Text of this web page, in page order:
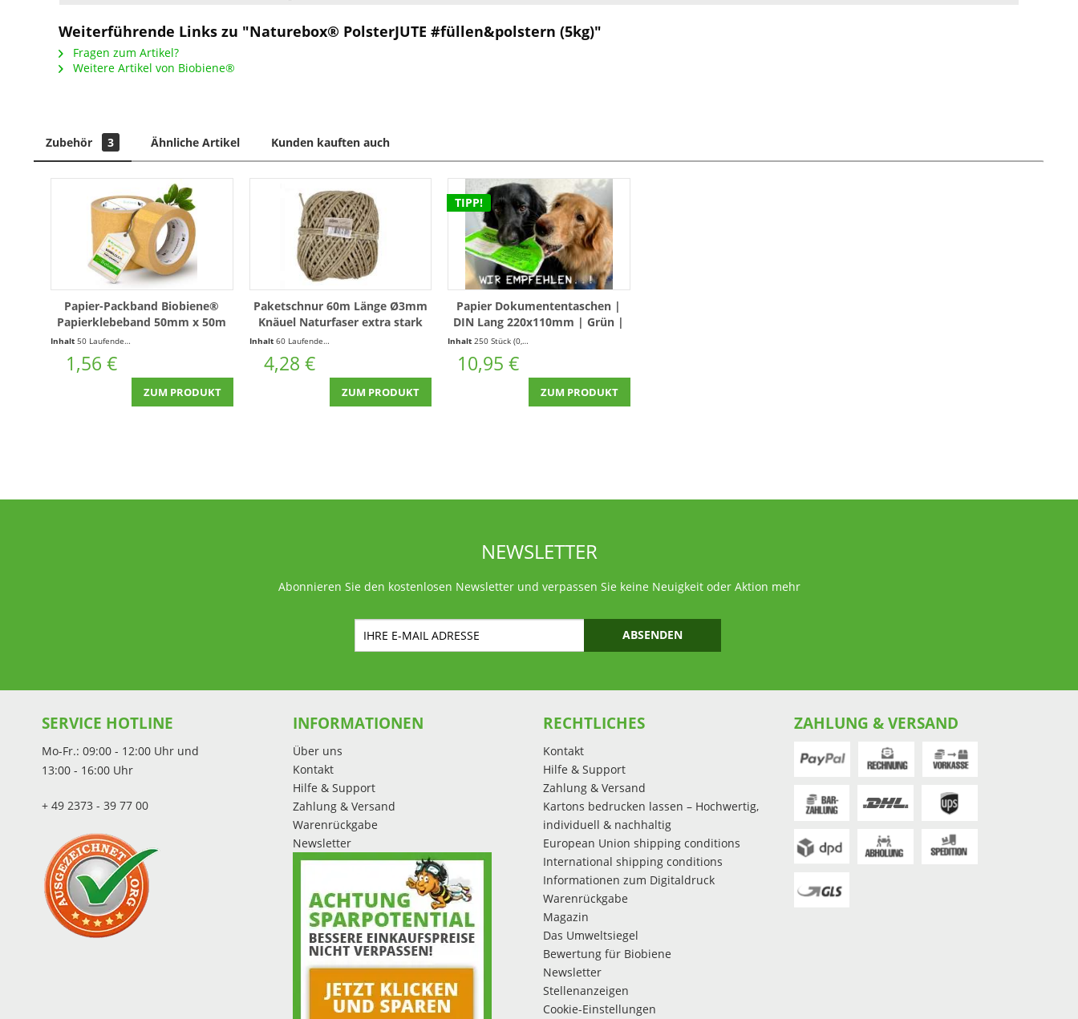
Weiterführende Links zu "Naturebox® PolsterJUTE #füllen&polstern (5kg)"
Fragen zum Artikel?
Weitere Artikel von Biobiene®
Zubehör 3 Ähnliche Artikel Kunden kauften auch
Papier-Packband Biobiene®
Papierklebeband 50mm x 50m
Inhalt 50 Laufende(r) Meter (0,03 € * / 1 Laufende(r) Meter)
1,56 €
ZUM PRODUKT
Paketschnur 60m Länge Ø3mm
Knäuel Naturfaser extra stark
Inhalt 60 Laufende(r) Meter (0,07 € * / 1 Laufende(r) Meter)
4,28 €
ZUM PRODUKT
TIPP!
Papier Dokumententaschen |
DIN Lang 220x110mm | Grün |
250 Stück
Inhalt250 Stück(0,04 € * / 1 Stück)
10,95 €
ZUM PRODUKT
NEWSLETTER
Abonnieren Sie den kostenlosen Newsletter und verpassen Sie keine Neuigkeit oder Aktion mehr
ABSENDEN
SERVICE HOTLINE
Mo-Fr.: 09:00 - 12:00 Uhr und
13:00 - 16:00 Uhr
+ 49 2373 - 39 77 00
INFORMATIONEN
Über uns
Kontakt
Hilfe & Support
Zahlung & Versand
Warenrückgabe
Newsletter
RECHTLICHES
Kontakt
Hilfe & Support
Zahlung & Versand
Kartons bedrucken lassen – Hochwertig,
individuell & nachhaltig
European Union shipping conditions
International shipping conditions
Informationen zum Digitaldruck
Warenrückgabe
Magazin
Das Umweltsiegel
Bewertung für Biobiene
Newsletter
Stellenanzeigen
Cookie-Einstellungen
ZAHLUNG & VERSAND